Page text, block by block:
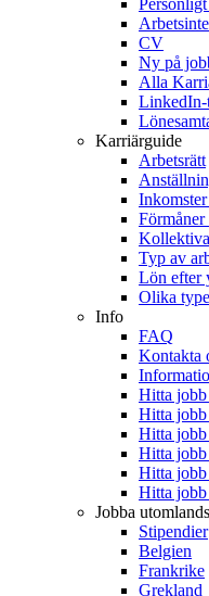
CV
Ny på
Alla
LinkedIn-
Karriärguide
Arbetsrätt
Typ av
Lön efter
Olika
Info
FAQ
Kontakta
Hitta
Hitta
Hitta
Hitta
Hitta
Hitta
Jobba utomlands
Stipendier
Belgien
Frankrike
Grekland